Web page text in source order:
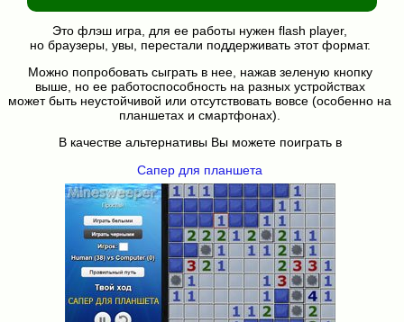
Это флэш игра, для ее работы нужен flash player,
но браузеры, увы, перестали поддерживать этот формат.
Можно попробовать сыграть в нее, нажав зеленую кнопку
выше, но ее работоспособность на разных устройствах
может быть неустойчивой или отсутствовать вовсе (особенно на
планшетах и смартфонах).
В качестве альтернативы Вы можете поиграть в
Сапер для планшета